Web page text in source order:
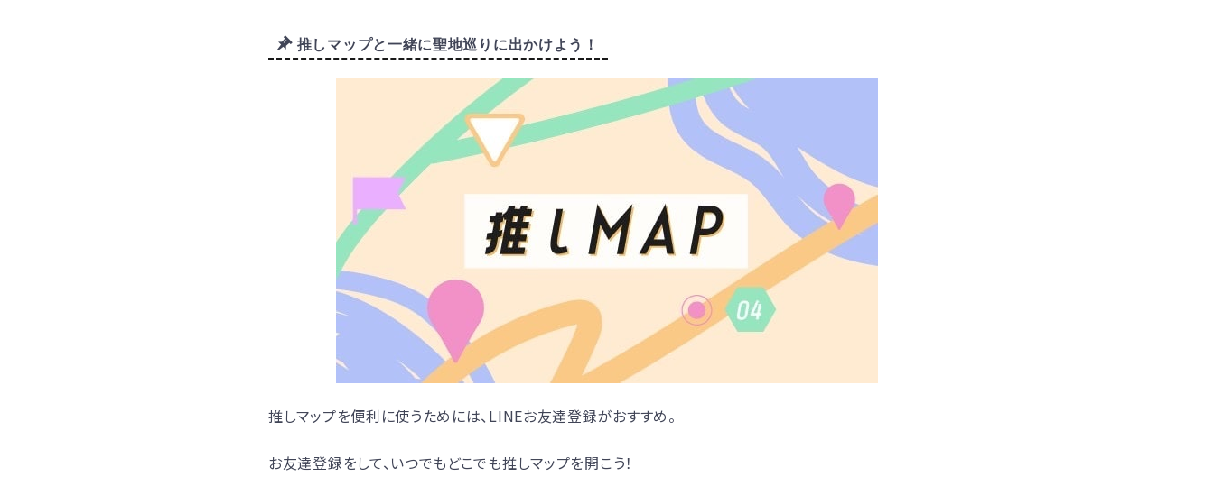
推しマップと一緒に聖地巡りに出かけよう！
推しマップを便利に使うためには、LINEお友達登録がおすすめ。
お友達登録をして、いつでもどこでも推しマップを開こう！